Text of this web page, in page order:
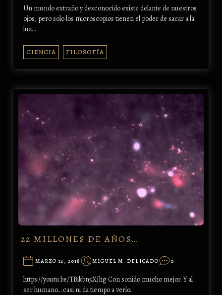
Un mundo extraño y desconocido existe delante de nuestros
ojos, pero solo los microscopios tienen el poder de sacar a la
luz…
CIENCIA FILOSOFÍA
22 MILLONES DE AÑOS…
MARZO 12, 2018 MIGUEL M. DELICADO 0
https://youtu.be/TBikbn5XJhg Con sonido mucho mejor. Y al
ser humano… casi ni da tiempo a verlo.